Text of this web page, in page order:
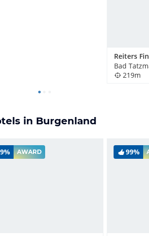
Bad
219m
in Burgenland
AWARD 99%